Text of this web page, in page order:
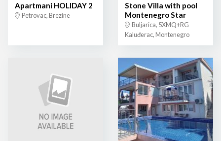
Apartmani HOLIDAY 2
Petrovac, Brezine
Stone Villa with pool
Montenegro Star
Buljarica, 5XMQ+RG
Kaluđerac, Montenegro